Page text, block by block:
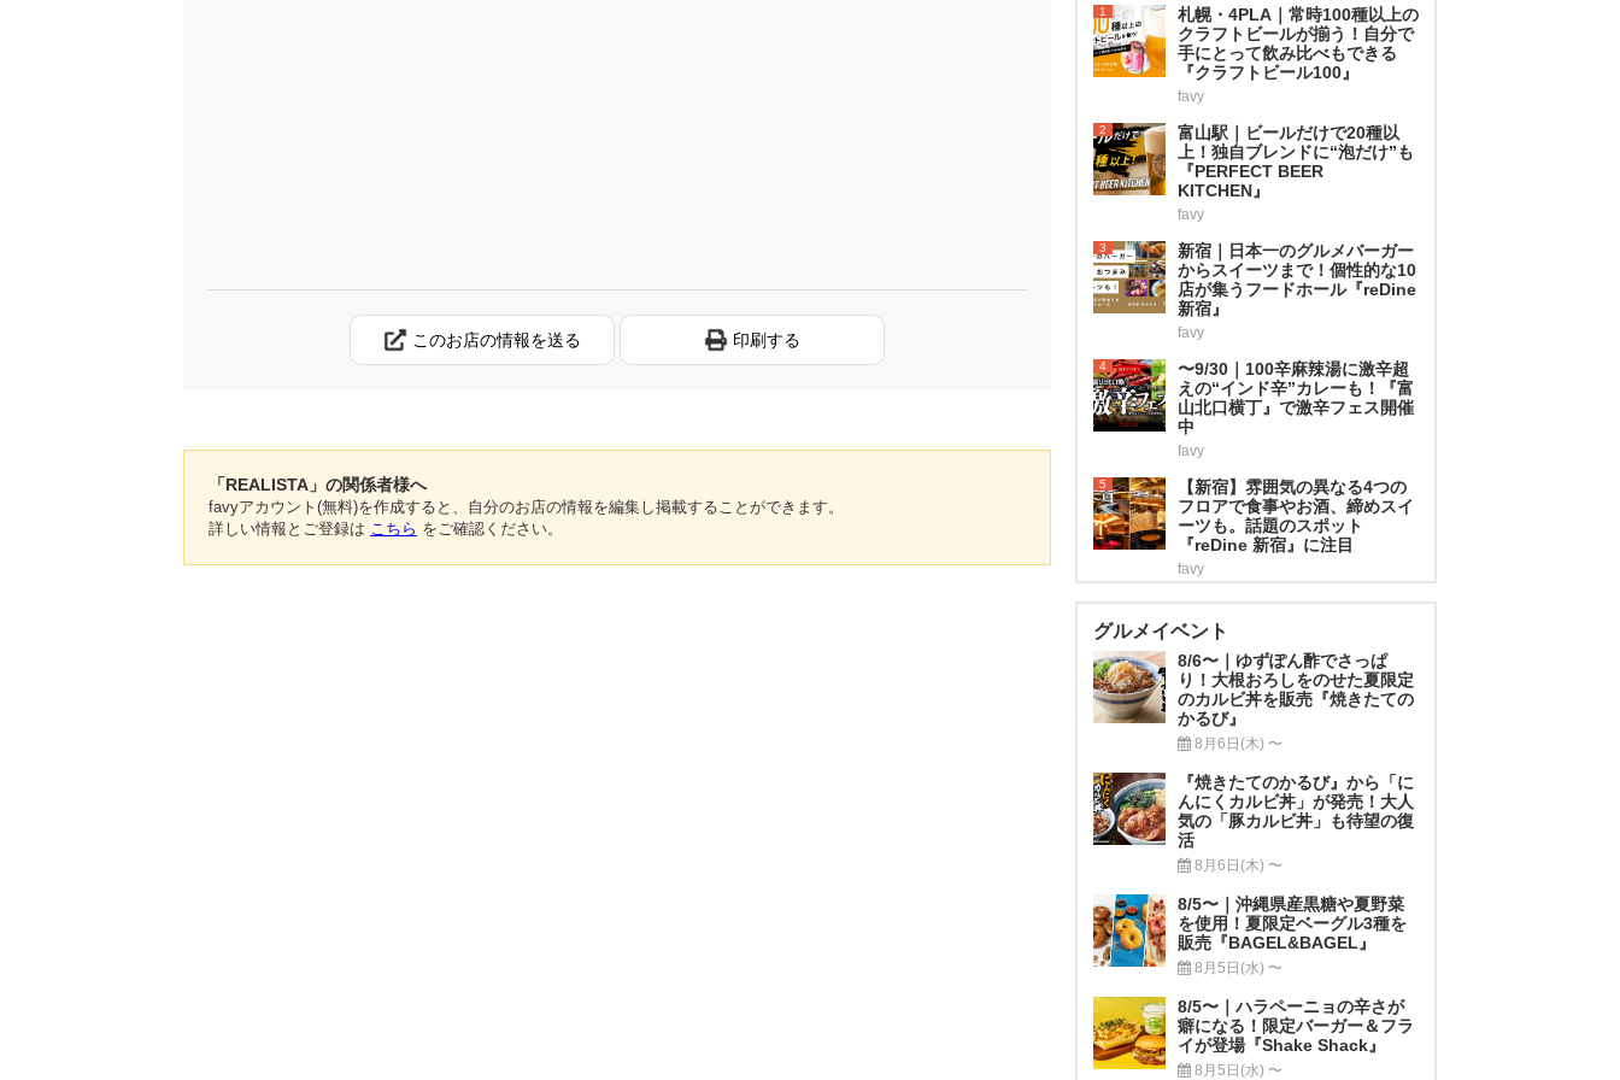
このお店の情報を送る 印刷する
「REALISTA」の関係者様へ
favyアカウント(無料)を作成すると、自分のお店の情報を編集し掲載することができます。
詳しい情報とご登録は こちら をご確認ください。
1
札幌・4PLA｜常時100種以上の
クラフトビールが揃う！自分で
手にとって飲み比べもできる
『クラフトビール100』
favy
2
富山駅｜ビールだけで20種以
上！独自ブレンドに“泡だけ”も
『PERFECT BEER
KITCHEN』
favy
3
新宿｜日本一のグルメバーガー
からスイーツまで！個性的な10
店が集うフードホール『reDine
新宿』
favy
4
〜9/30｜100辛麻辣湯に激辛超
えの“インド辛”カレーも！『富
山北口横丁』で激辛フェス開催
中
favy
5
【新宿】雰囲気の異なる4つの
フロアで食事やお酒、締めスイ
ーツも。話題のスポット
『reDine 新宿』に注目
favy
グルメイベント
8/6〜｜ゆずぽん酢でさっぱ
り！大根おろしをのせた夏限定
のカルビ丼を販売『焼きたての
かるび』
8月6日(木) 〜
『焼きたてのかるび』から「に
んにくカルビ丼」が発売！大人
気の「豚カルビ丼」も待望の復
活
8月6日(木) 〜
8/5〜｜沖縄県産黒糖や夏野菜
を使用！夏限定ベーグル3種を
販売『BAGEL&BAGEL』
8月5日(水) 〜
8/5〜｜ハラペーニョの辛さが
癖になる！限定バーガー＆フラ
イが登場『Shake Shack』
8月5日(水) 〜